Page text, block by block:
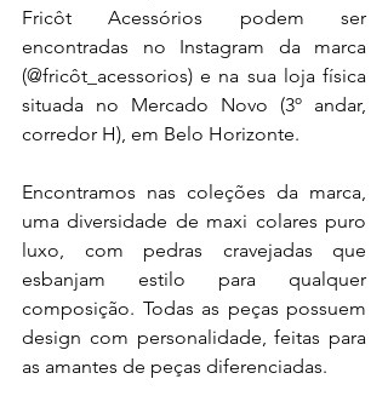
Fricôt Acessórios podem ser
encontradas no Instagram da marca
(@fricôt_acessorios) e na sua loja física
situada no Mercado Novo (3º andar,
corredor H), em Belo Horizonte.
Encontramos nas coleções da marca,
uma diversidade de maxi colares puro
luxo, com pedras cravejadas que
esbanjam estilo para qualquer
composição. Todas as peças possuem
design com personalidade, feitas para
as amantes de peças diferenciadas.